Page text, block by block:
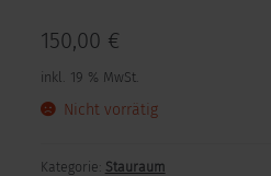
150,00 €
inkl. 19 % MwSt.
Nicht vorrätig
Kategorie: Stauraum